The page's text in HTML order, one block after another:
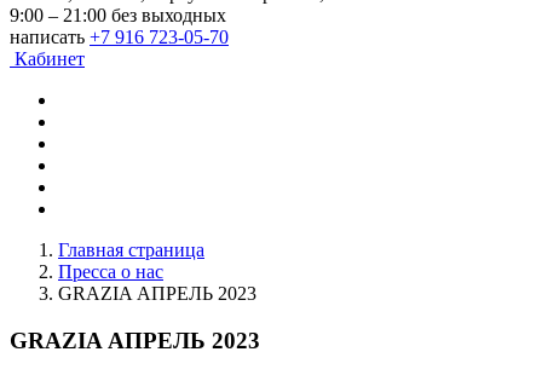
9:00 – 21:00 без выходных
написать +7 916 723-05-70
Кабинет
Главная страница
Пресса о нас
GRAZIA АПРЕЛЬ 2023
GRAZIA АПРЕЛЬ 2023